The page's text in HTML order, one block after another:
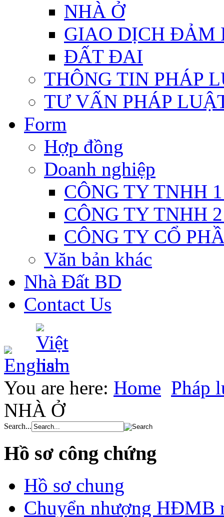
NHÀ Ở
GIAO DỊCH ĐẢM
ĐẤT ĐAI
THÔNG TIN PHÁP
TƯ VẤN PHÁP
Form
Hợp đồng
Doanh nghiệp
CÔNG TY TNHH
CÔNG TY TNHH
CÔNG TY CỔ
Văn bản khác
Nhà Đất BD
Contact Us
You are here: Home Pháp
NHÀ Ở
Search...
Hồ sơ công chứng
Hồ sơ chung
Chuyển nhượng HĐMB